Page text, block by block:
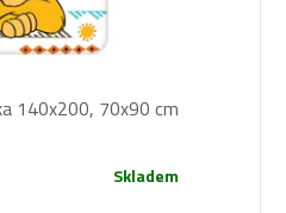
140x200, 70x90 cm
Skladem